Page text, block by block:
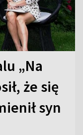
„Na
że się
syn